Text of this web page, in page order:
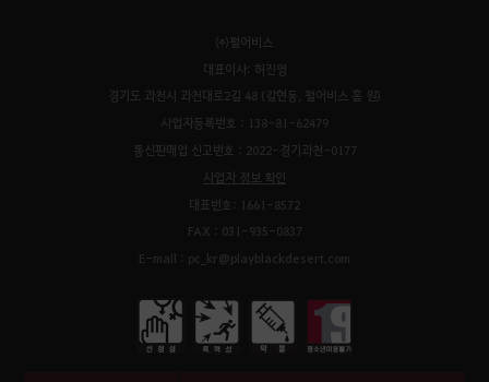
㈜펄어비스
대표이사: 허진영
경기도 과천시 과천대로2길 48 (갈현동, 펄어비스 홈 원)
사업자등록번호 : 138-81-62479
통신판매업 신고번호 : 2022-경기과천-0177
사업자 정보 확인
대표번호: 1661-8572
FAX : 031-935-0837
E-mail : pc_kr@playblackdesert.com